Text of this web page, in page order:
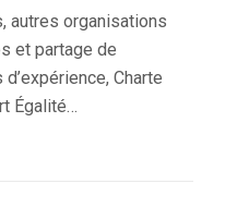
autres organisations
et partage de
Charte
Égalité…